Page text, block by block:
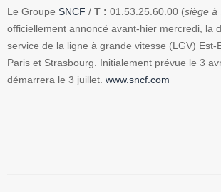
Le Groupe SNCF / T : 01.53.25.60.00 (siège à
officiellement annoncé avant-hier mercredi, la
service de la ligne à grande vitesse (LGV) Est-
Paris et Strasbourg. Initialement prévue le 3
démarrera le 3 juillet. www.sncf.com